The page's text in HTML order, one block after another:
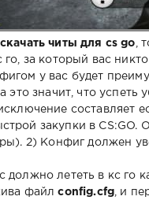
скачать читы для cs go ,
за который вас
у вас будет
это значит, что
составляет
закупки в
2) Конфиг должен
лететь в кс го
файлconfig.cfg , и